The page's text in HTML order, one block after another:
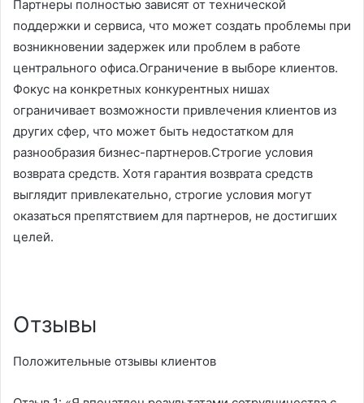
Партнеры полностью зависят от технической
поддержки и сервиса, что может создать проблемы при
возникновении задержек или проблем в работе
центрального офиса.Ограничение в выборе клиентов.
Фокус на конкретных конкурентных нишах
ограничивает возможности привлечения клиентов из
других сфер, что может быть недостатком для
разнообразия бизнес-партнеров.Строгие условия
возврата средств. Хотя гарантия возврата средств
выглядит привлекательно, строгие условия могут
оказаться препятствием для партнеров, не достигших
целей.
Отзывы
Положительные отзывы клиентов